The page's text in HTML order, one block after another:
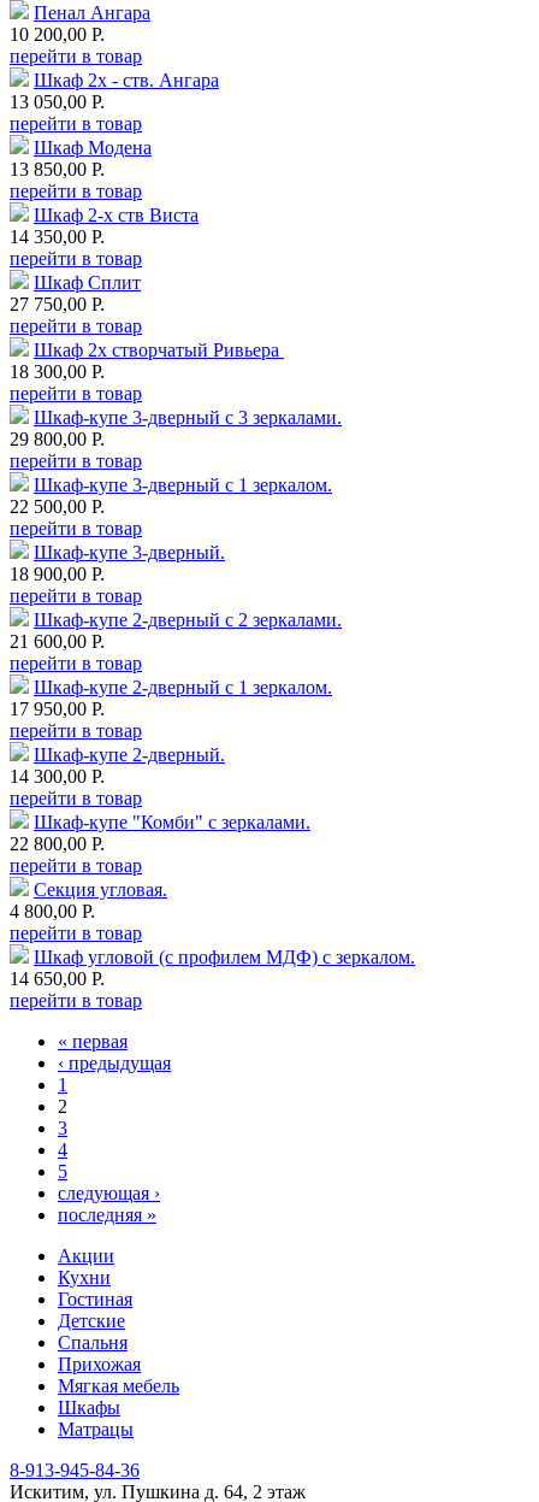
Пенал Ангара
10 200,00 Р.
перейти в товар
Шкаф 2х - ств. Ангара
13 050,00 Р.
перейти в товар
Шкаф Модена
13 850,00 Р.
перейти в товар
Шкаф 2-х ств Виста
14 350,00 Р.
перейти в товар
Шкаф Сплит
27 750,00 Р.
перейти в товар
Шкаф 2х створчатый Ривьера
18 300,00 Р.
перейти в товар
Шкаф-купе 3-дверный с 3 зеркалами.
29 800,00 Р.
перейти в товар
Шкаф-купе 3-дверный с 1 зеркалом.
22 500,00 Р.
перейти в товар
Шкаф-купе 3-дверный.
18 900,00 Р.
перейти в товар
Шкаф-купе 2-дверный с 2 зеркалами.
21 600,00 Р.
перейти в товар
Шкаф-купе 2-дверный с 1 зеркалом.
17 950,00 Р.
перейти в товар
Шкаф-купе 2-дверный.
14 300,00 Р.
перейти в товар
Шкаф-купе "Комби" с зеркалами.
22 800,00 Р.
перейти в товар
Секция угловая.
4 800,00 Р.
перейти в товар
Шкаф угловой (с профилем МДФ) с зеркалом.
14 650,00 Р.
перейти в товар
Страницы
« первая
‹ предыдущая
1
2
3
4
5
следующая ›
последняя »
Акции
Кухни
Гостиная
Детские
Спальня
Прихожая
Мягкая мебель
Шкафы
Матрацы
8-913-945-84-36
Искитим, ул. Пушкина д. 64, 2 этаж